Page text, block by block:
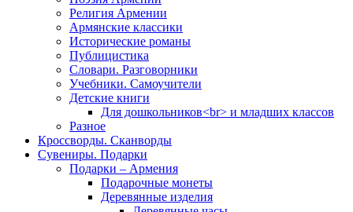
Религия Армении
Армянские классики
Исторические романы
Публицистика
Словари. Разговорники
Учебники. Самоучители
Детские книги
Для дошкольников<br> и младших классов
Разное
Кроссворды. Сканворды
Сувениры. Подарки
Подарки – Армения
Подарочные монеты
Деревянные изделия